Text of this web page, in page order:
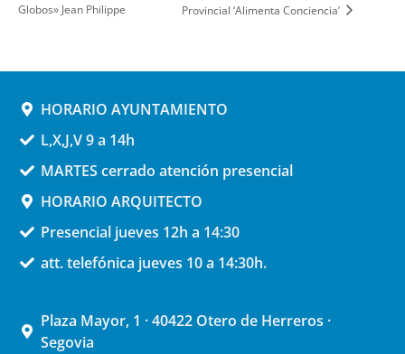
Globos» Jean Philippe
Provincial ‘Alimenta Conciencia’
HORARIO AYUNTAMIENTO
L,X,J,V 9 a 14h
MARTES cerrado atención presencial
HORARIO ARQUITECTO
Presencial jueves 12h a 14:30
att. telefónica jueves 10 a 14:30h.
Plaza Mayor, 1 · 40422 Otero de Herreros ·
Segovia